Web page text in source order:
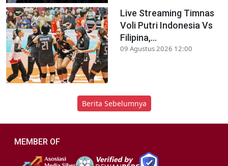
Live Streaming Timnas
Voli Putri Indonesia Vs
Filipina,...
09 Agustus 2026 12:00
Berita Sebelumnya
MEMBER OF